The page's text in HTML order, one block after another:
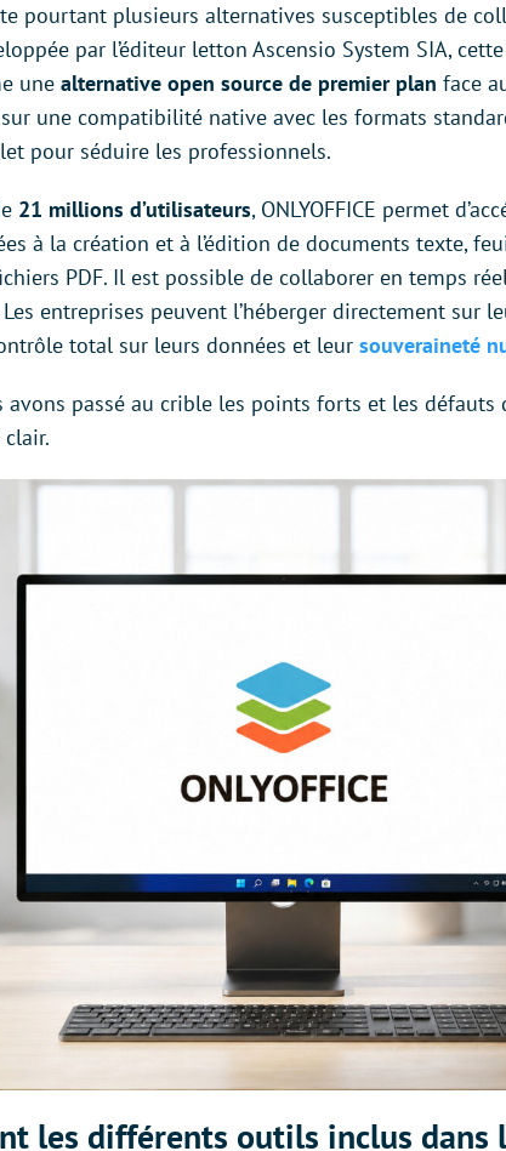
pourtant plusieurs alternatives susceptibles de
par l’éditeur letton Ascensio System SIA,
une alternative open source de premier plan face
une compatibilité native avec les formats
pour séduire les professionnels.
21 millions d’utilisateurs, ONLYOFFICE permet
à la création et à l’édition de documents texte,
PDF. Il est possible de collaborer en temps
entreprises peuvent l’héberger directement sur
total sur leurs données et leur souveraineté
avons passé au crible les points forts et les défauts
les différents outils inclus dans